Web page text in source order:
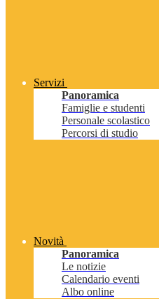
Servizi
Panoramica
Famiglie e studenti
Personale scolastico
Percorsi di studio
Novità
Panoramica
Le notizie
Calendario eventi
Albo online